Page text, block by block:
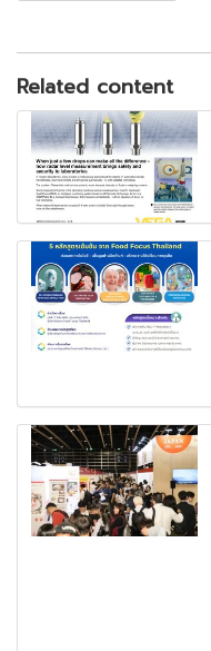
Related content